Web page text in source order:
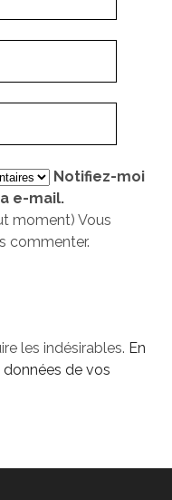
Notifiez-moi
e-mail.
moment) Vous
commenter.
les indésirables. En
de vos